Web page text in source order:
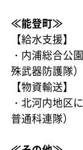
≪能登町≫
【給水支援】
・内浦総合公
殊武器防護隊）
【物資輸送】
・北河内地区
普通科連隊）